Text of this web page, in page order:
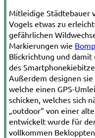
Mitleidige Städtebauer
Vogels etwas zu
gefährlichen
Markierungen wie
Blickrichtung und
des
Außerdem designen
welche einen GPS-
schicken, welches sich
„outdoor“ von einer
entwickelt wurde für
vollkommen